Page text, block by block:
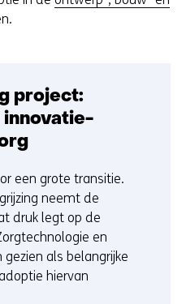
project:
innovatie-
een grote transitie.
neemt de
druk legt op de
en
als belangrijke
hiervan